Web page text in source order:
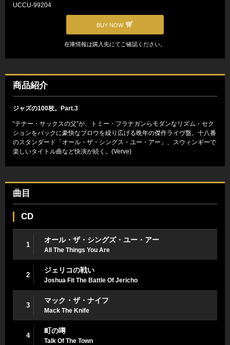
UCCU-99204
BUY NOW
在庫情報は購入先にてご確認ください。
商品紹介
ジャズの100枚。Part.3
“テナー・サックスの父”が、トミー・フラナガンらモダンなリズム・セク
ションをバックに豪快なブロウを繰り広げる晩年の傑作ライヴ盤。十八番
のスタンダード「オール・ザ・シングス・ユー・アー」、スウィンギーで
楽しいタイトル曲など快演が続く。(Verve)
曲目
CD
1
オール・ザ・シングズ・ユー・アー
All The Things You Are
2
ジェリコの戦い
Joshua Fit The Battle Of Jericho
3
マック・ザ・ナイフ
Mack The Knife
4
町の噂
Talk Of The Town